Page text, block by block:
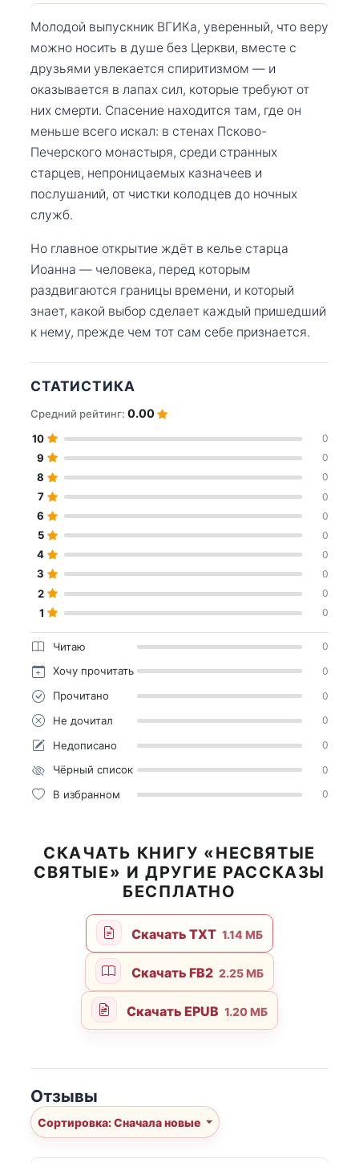
Молодой выпускник ВГИКа, уверенный, что веру
можно носить в душе без Церкви, вместе с
друзьями увлекается спиритизмом — и
оказывается в лапах сил, которые требуют от
них смерти. Спасение находится там, где он
меньше всего искал: в стенах Псково-
Печерского монастыря, среди странных
старцев, непроницаемых казначеев и
послушаний, от чистки колодцев до ночных
служб.
Но главное открытие ждёт в келье старца
Иоанна — человека, перед которым
раздвигаются границы времени, и который
знает, какой выбор сделает каждый пришедший
к нему, прежде чем тот сам себе признается.
СТАТИСТИКА
Средний рейтинг: 0.00
10 0
9 0
8 0
7 0
6 0
5 0
4 0
3 0
2 0
1 0
Читаю 0
Хочу прочитать 0
Прочитано 0
Не дочитал 0
Недописано 0
Чёрный список 0
В избранном 0
СКАЧАТЬ КНИГУ «НЕСВЯТЫЕ
СВЯТЫЕ» И ДРУГИЕ РАССКАЗЫ
БЕСПЛАТНО
Скачать TXT 1.14 МБ
Скачать FB2 2.25 МБ
Скачать EPUB 1.20 МБ
Отзывы
Сортировка: Сначала новые